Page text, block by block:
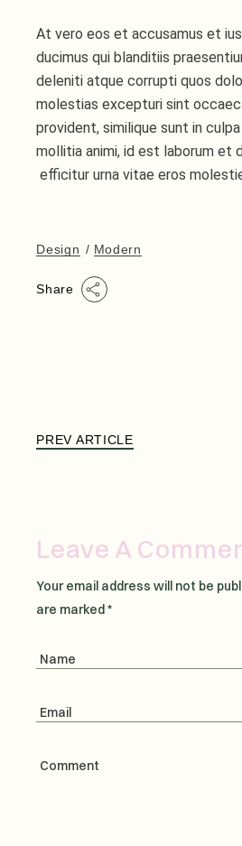
At vero eos et accusamus et
ducimus qui blanditiis
deleniti atque corrupti quos
molestias excepturi sint
provident, similique sunt in
mollitia animi, id est laborum et
efficitur urna vitae eros
Design Modern
Share
PREV ARTICLE
Leave A
Your email address will not be
are marked*